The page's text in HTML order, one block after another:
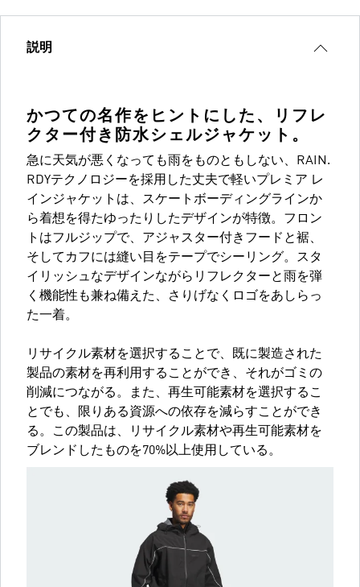
説明
かつての名作をヒントにした、リフレ
クター付き防水シェルジャケット。
急に天気が悪くなっても雨をものともしない、RAIN.
RDYテクノロジーを採用した丈夫で軽いプレミア レ
インジャケットは、スケートボーディングラインか
ら着想を得たゆったりしたデザインが特徴。フロン
トはフルジップで、アジャスター付きフードと裾、
そしてカフには縫い目をテープでシーリング。スタ
イリッシュなデザインながらリフレクターと雨を弾
く機能性も兼ね備えた、さりげなくロゴをあしらっ
た一着。
リサイクル素材を選択することで、既に製造された
製品の素材を再利用することができ、それがゴミの
削減につながる。また、再生可能素材を選択するこ
とでも、限りある資源への依存を減らすことができ
る。この製品は、リサイクル素材や再生可能素材を
ブレンドしたものを70%以上使用している。